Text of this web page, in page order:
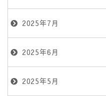
2025年7月
2025年6月
2025年5月